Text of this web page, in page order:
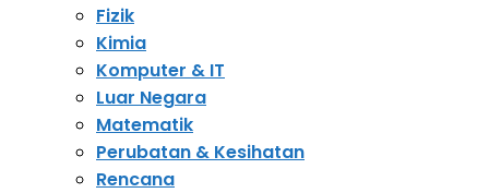
Fizik
Kimia
Komputer & IT
Luar Negara
Matematik
Perubatan & Kesihatan
Rencana